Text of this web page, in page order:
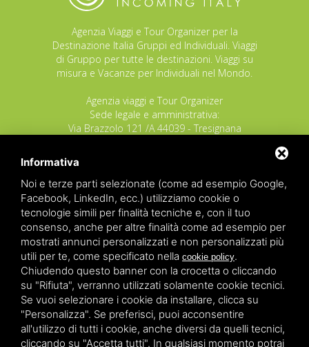
Agenzia Viaggi e Tour Organizer per la
Destinazione Italia Gruppi ed Individuali. Viaggi
di Gruppo per tutte le destinazioni. Viaggi su
misura e Vacanze per Individuali nel Mondo.
Agenzia viaggi e Tour Organizer
Sede legale e amministrativa:
Via Brazzolo 121 /A 44039 - Tresignana
POLIZZA RESPONSABILITA' CIVILE REVO N.
OX00020791 valida dal 12/11/2025 al
12/11/2026
POLIZZA FONDO GARANZIA INSOLVENZA
REVO N. OX00043679 valida dal 03/03/26 al
03/03/27
Copyrights – 2026 Raggio Verde Incoming Italy by Raggio
Verde Incoming Italy di Nagliati dott.ssa Ilaria –
Deltacommerce srlAll rights reserved.
Partita IVA 01428530388 - C.F NGLLRI66L56D548L - Numero
REA - Camera di Commercio Ferrara 166627/1998 Licenza
agenzia di viaggio: autorizzazione Provincia di Ferrara n.
Informativa
Noi e terze parti selezionate (come ad esempio Google,
Facebook, LinkedIn, ecc.) utilizziamo cookie o
tecnologie simili per finalità tecniche e, con il tuo
consenso, anche per altre finalità come ad esempio per
mostrati annunci personalizzati e non personalizzati più
utili per te, come specificato nella cookie policy.
Chiudendo questo banner con la crocetta o cliccando
su "Rifiuta", verranno utilizzati solamente cookie tecnici.
Se vuoi selezionare i cookie da installare, clicca su
"Personalizza". Se preferisci, puoi acconsentire
all'utilizzo di tutti i cookie, anche diversi da quelli tecnici,
cliccando su "Accetta tutti". In qualsiasi momento potrai